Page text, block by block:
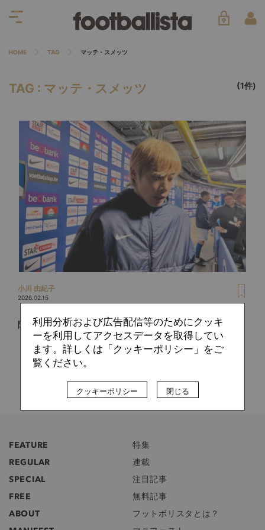
HOME TAG マッテ・スメッツ
TAG : マッテ・スメッツ (1件)
小川 由紀子
2026.02.15
聞いた“伊東純也とは？”【現地取材・中編】
FEATURE
特集
REGULAR
連載
SPECIAL
注目記事
FREE
無料記事
ABOUT
フットボリスタとは？
利用分析および広告配信等のためにクッキ
ーを利用してアクセスデータを取得してい
ます。詳しくは「クッキーポリシー」をご
覧ください。
クッキーポリシー 閉じる